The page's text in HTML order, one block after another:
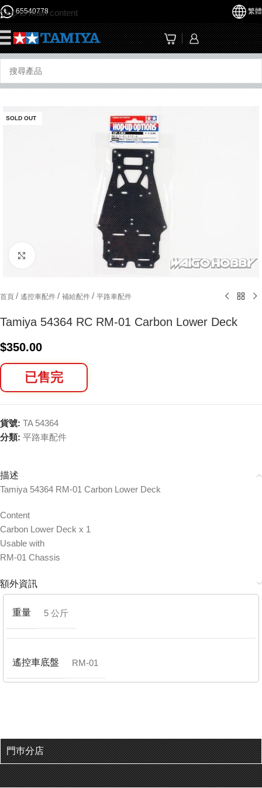
Skip to main content
65540778 繁體
SOLD OUT
首頁 / 遙控車配件 / 補給配件 / 平路車配件
Tamiya 54364 RC RM-01 Carbon Lower Deck
$350.00
已售完
貨號: TA 54364
分類: 平路車配件
描述
Tamiya 54364 RM-01 Carbon Lower Deck
Content
Carbon Lower Deck x 1
Usable with
RM-01 Chassis
額外資訊
重量 5 公斤
遙控車底盤 RM-01
門巿分店